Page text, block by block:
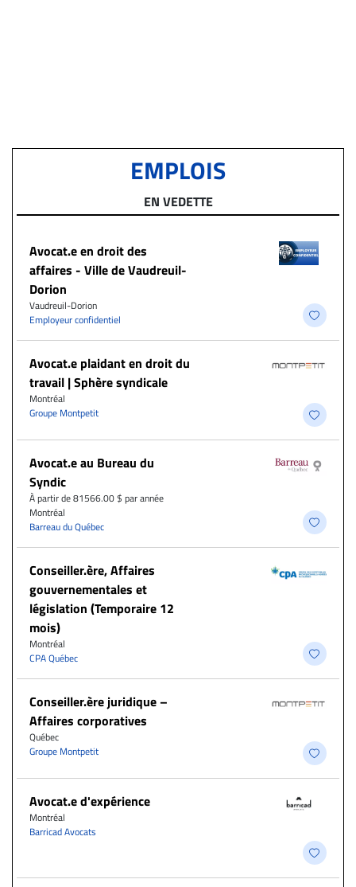
EMPLOIS
EN VEDETTE
Avocat.e en droit des
affaires - Ville de Vaudreuil-
Dorion
Vaudreuil-Dorion
Employeur confidentiel
Avocat.e plaidant en droit du
travail | Sphère syndicale
Montréal
Groupe Montpetit
Avocat.e au Bureau du
Syndic
À partir de 81566.00 $ par année
Montréal
Barreau du Québec
Conseiller.ère, Affaires
gouvernementales et
législation (Temporaire 12
mois)
Montréal
CPA Québec
Conseiller.ère juridique –
Affaires corporatives
Québec
Groupe Montpetit
Avocat.e d'expérience
Montréal
Barricad Avocats